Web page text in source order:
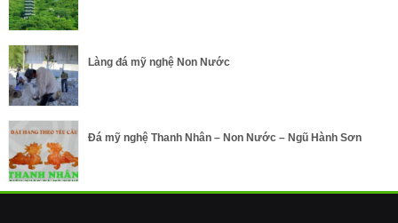
Làng đá mỹ nghệ Non Nước
Đá mỹ nghệ Thanh Nhân – Non Nước – Ngũ Hành Sơn